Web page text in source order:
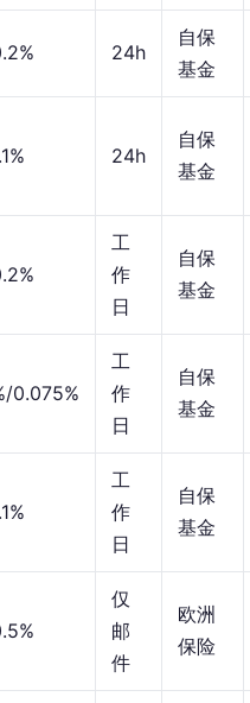
24h
自保
基金
24h
自保
基金
工
作
日
自保
基金
0.075%
工
作
日
自保
基金
工
作
日
自保
基金
仅
邮
件
欧洲
保险